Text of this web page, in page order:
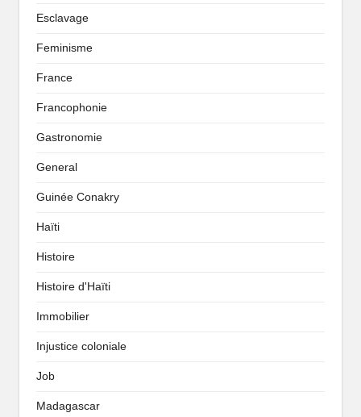
Esclavage
Feminisme
France
Francophonie
Gastronomie
General
Guinée Conakry
Haïti
Histoire
Histoire d'Haïti
Immobilier
Injustice coloniale
Job
Madagascar